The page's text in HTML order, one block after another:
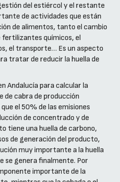
del estiércol y el restante
de actividades que están
de alimentos, tanto el cambio
fertilizantes químicos, el
el transporte… Es un aspecto
tratar de reducir la huella de
Andalucía para calcular la
de cabra de producción
el 50% de las emisiones
de concentrado y de
tiene una huella de carbono,
de generación del producto,
muy importante a la huella
se genera finalmente. Por
importante de la